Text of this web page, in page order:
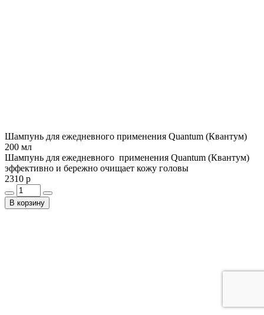
Шампунь для ежедневного применения Quantum (Квантум)
200 мл
Шампунь для ежедневного применения Quantum (Квантум)
эффективно и бережно очищает кожу головы
2310 р
В корзину